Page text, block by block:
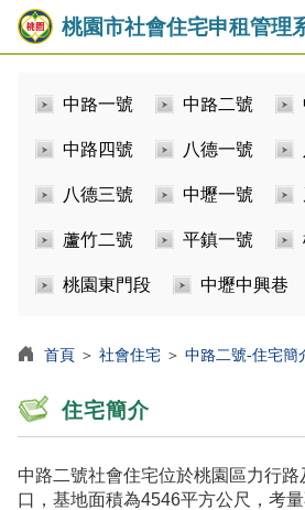
桃園市社會住宅申租管理
中路一號 中路二號
中路四號 八德一號
八德三號 中壢一號
蘆竹二號 平鎮一號
桃園東門段 中壢中興巷
首頁 ＞ 社會住宅 ＞ 中路二號-住宅簡
住宅簡介
中路二號社會住宅位於桃園區力行
口，基地面積為4546平方公尺，考